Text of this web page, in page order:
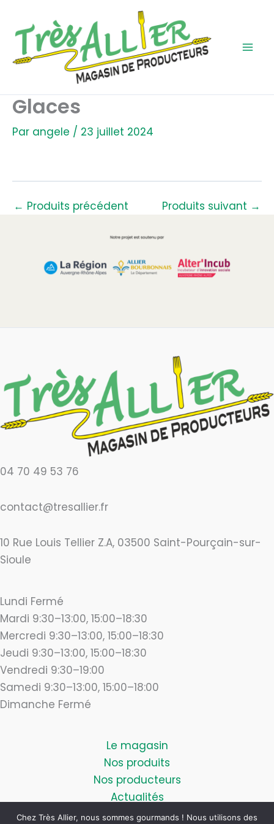
contenu
Glaces
Par angele / 23 juillet 2024
← Produits précédent Produits suivant →
04 70 49 53 76
contact@tresallier.fr
10 Rue Louis Tellier Z.A, 03500 Saint-Pourçain-sur-
Sioule
Lundi Fermé
Mardi 9:30–13:00, 15:00–18:30
Mercredi 9:30–13:00, 15:00–18:30
Jeudi 9:30–13:00, 15:00–18:30
Vendredi 9:30–19:00
Samedi 9:30–13:00, 15:00–18:00
Dimanche Fermé
Le magasin
Nos produits
Nos producteurs
Actualités
Blog
Chez Très Allier, nous sommes gourmands ! Nous utilisons des